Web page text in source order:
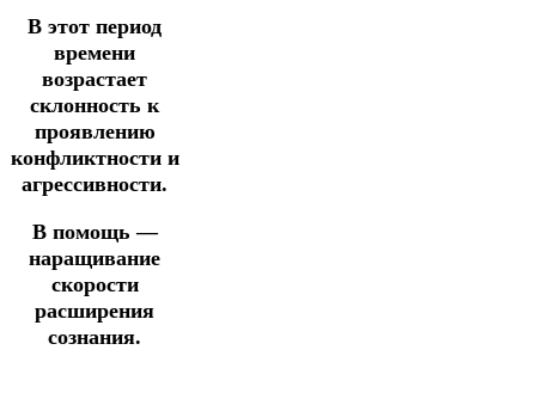
В этот период
времени
возрастает
склонность к
проявлению
конфликтности и
агрессивности.
В помощь —
наращивание
скорости
расширения
сознания.